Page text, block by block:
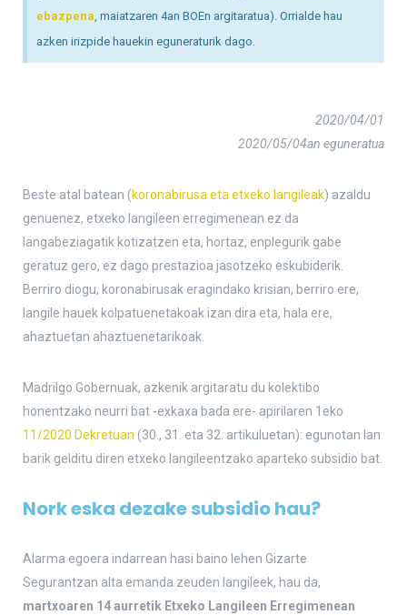
ebazpena , maiatzaren 4an BOEn argitaratua). Orrialde hau
azken irizpide hauekin eguneraturik dago.
2020/04/01
2020/05/04an eguneratua
Beste atal batean (koronabirusa eta etxeko langileak) azaldu
genuenez, etxeko langileen erregimenean ez da
langabeziagatik kotizatzen eta, hortaz, enplegurik gabe
geratuz gero, ez dago prestazioa jasotzeko eskubiderik.
Berriro diogu, koronabirusak eragindako krisian, berriro ere,
langile hauek kolpatuenetakoak izan dira eta, hala ere,
ahaztuetan ahaztuenetarikoak.
Madrilgo Gobernuak, azkenik argitaratu du kolektibo
honentzako neurri bat -exkaxa bada ere- apirilaren 1eko
11/2020 Dekretuan (30., 31. eta 32. artikuluetan): egunotan lan
barik gelditu diren etxeko langileentzako aparteko subsidio bat.
Nork eska dezake subsidio hau?
Alarma egoera indarrean hasi baino lehen Gizarte
Segurantzan alta emanda zeuden langileek, hau da,
martxoaren 14 aurretik Etxeko Langileen Erregimenean